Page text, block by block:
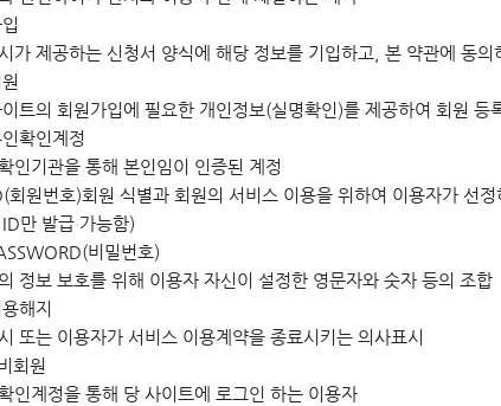
가 제공하는 신청서 양식에 해당 정보를 기입하고, 본 약관에 동
트의 회원가입에 필요한 개인정보(실명확인)를 제공하여 회원 등
확인계정
인기관을 통해 본인임이 인증된 계정
회원번호)회원 식별과 회원의 서비스 이용을 위하여 이용자가 선
만 발급 가능함)
비밀번호)
정보 보호를 위해 이용자 자신이 설정한 영문자와 숫자 등의 조합
해지
또는 이용자가 서비스 이용계약을 종료시키는 의사표시
회원
인계정을 통해 당 사이트에 로그인 하는 이용자